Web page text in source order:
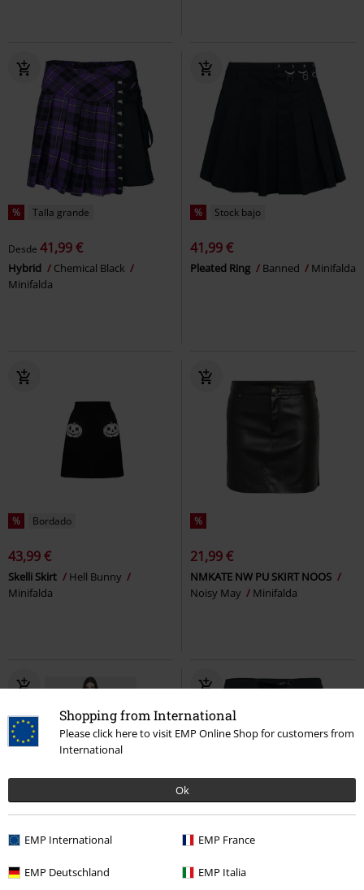
Shopping from International
Please click here to visit EMP Online Shop for customers from
International
Ok
EMP International EMP France
EMP Deutschland EMP Italia
% Talla grande
Desde 41,99 €
Hybrid
Chemical Black
Minifalda
% Stock bajo
41,99 €
Pleated Ring Banned Minifalda
% Bordado
43,99 €
Skelli Skirt
Hell Bunny
Minifalda
%
21,99 €
NMKATE NW PU SKIRT NOOS
Noisy May
Minifalda
Desde35,69 € 41,99 €